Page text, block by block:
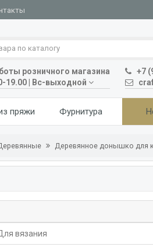
розничного магазина
19.00 | Вс-выходной
+7
пряжи Фурнитура
Деревянное донышко для
вязания